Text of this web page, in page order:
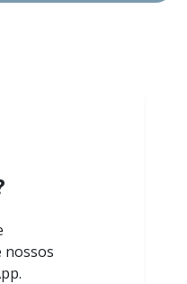
nossos